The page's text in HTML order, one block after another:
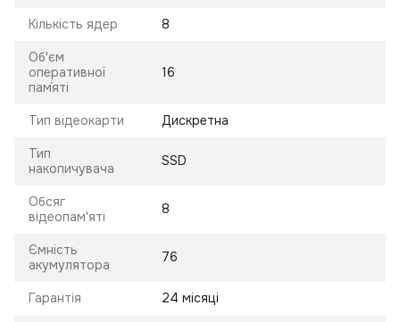
Кількість ядер 8
Об'єм
оперативної
пам`яті
16
Тип відеокарти Дискретна
Тип
накопичувача
SSD
Обсяг
відеопам'яті
8
Ємність
акумулятора
76
Гарантія 24 місяці